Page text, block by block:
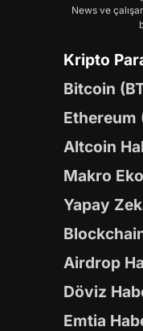
News ve
Kripto
Bitcoin
Ethereum
Altcoin
Makro
Yapay
Airdrop
Döviz
Emtia